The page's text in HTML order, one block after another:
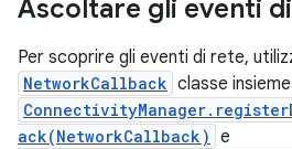
Ascoltare gli eventi
Per scoprire gli eventi di rete,
NetworkCallback classe
ack(NetworkCallback) e